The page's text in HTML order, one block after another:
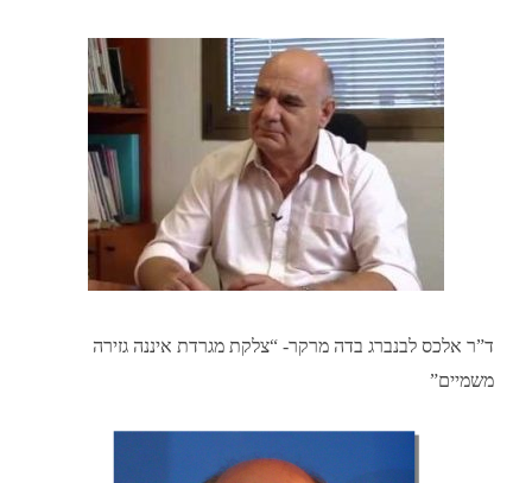
ד”ר אלכס לבנברג בדה מרקר- “צלקת מגרדת איננה גזירה
משמיים”